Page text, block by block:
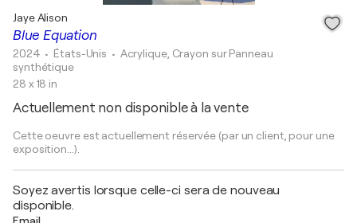
Blue Equation
Jaye Alison
2024 • États-Unis • Acrylique, Crayon sur Panneau
synthétique
28 x 18 in
Actuellement non disponible à la vente
Cette oeuvre est actuellement réservée (par un client, pour une
exposition...).
Soyez avertis lorsque celle-ci sera de nouveau
disponible.